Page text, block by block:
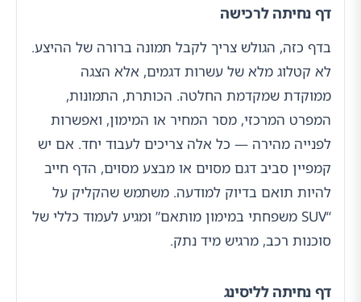
דף נחיתה לרכישה
בדף כזה, הגולש צריך לקבל תמונה ברורה של ההיצע.
לא קטלוג מלא של עשרות דגמים, אלא הצגה
ממוקדת שמקדמת החלטה. הכותרת, התמונות,
המפרט המרכזי, מסר המחיר או המימון, ואפשרות
לפנייה מהירה — כל אלה צריכים לעבוד יחד. אם יש
קמפיין סביב דגם מסוים או מבצע מסוים, הדף חייב
להיות תואם בדיוק למודעה. משתמש שהקליק על
“SUV משפחתי במימון מותאם” ומגיע לעמוד כללי של
סוכנות רכב, מרגיש מיד נתק.
דף נחיתה לליסינג